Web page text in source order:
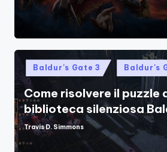
Posted
in
Baldur's Gate 3 Baldur's
Come risolvere il puzzle
biblioteca silenziosa
Posted
Travis D. Simmons